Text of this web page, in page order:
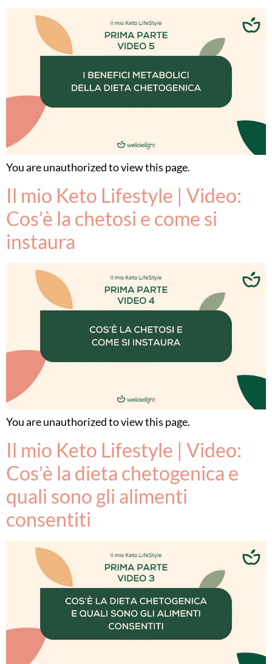
You are unauthorized to view this page.
Il mio Keto Lifestyle | Video:
Cos’è la chetosi e come si
instaura
You are unauthorized to view this page.
Il mio Keto Lifestyle | Video:
Cos’è la dieta chetogenica e
quali sono gli alimenti
consentiti